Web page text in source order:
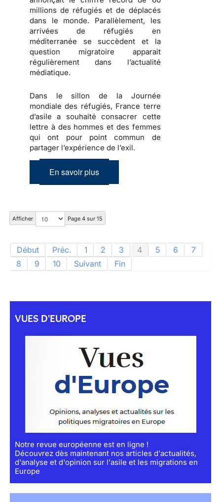
millions de réfugiés et de déplacés
dans le monde. Parallèlement, les
arrivées de réfugiés en
méditerranée se succèdent et la
question migratoire apparait
régulièrement dans l’actualité
médiatique.
Dans le sillon de la Journée
mondiale des réfugiés, France terre
d’asile a souhaité consacrer cette
lettre à des hommes et des femmes
qui ont pour point commun de
partager l’expérience de l’exil.
En savoir plus
Afficher Page 4 sur 15
Début Préc. 1 2 3 4 5 6
7
8
9 10 Suivant Fin
VUES D'EUROPE
Notre revue européenne est en ligne !
Découvrez dès maintenant nos articles d'actualités,
d'analyse et d'opinion sur l'asile et les migrations en
Europe